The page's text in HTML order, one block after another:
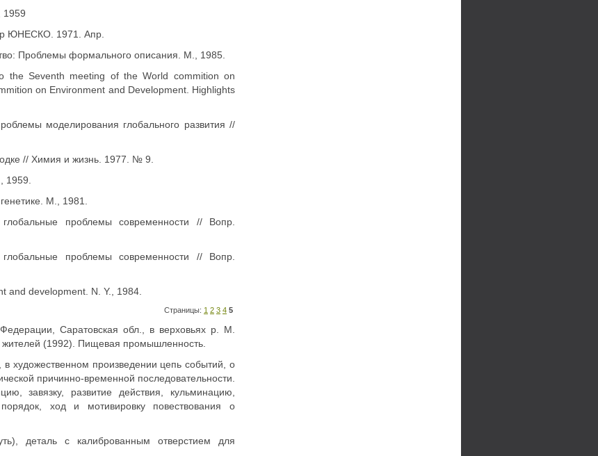
1959
ЮНЕСКО. 1971. Апр.
Проблемы формального описания. М., 1985.
the Seventh meeting of the World commition on
on Environment and Development. Highlights
моделирования глобального развития //
// Химия и жизнь. 1977. № 9.
1959.
М., 1981.
проблемы современности // Вопр.
проблемы современности // Вопр.
and development. N. Y., 1984.
Страницы: 1 2 3 4 5
Саратовская обл., в верховьях р. М.
(1992). Пищевая промышленность.
художественном произведении цепь событий, о
причинно-временной последовательности.
завязку, развитие действия, кульминацию,
ход и мотивировку повествования о
деталь с калиброванным отверстием для